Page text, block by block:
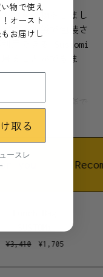
な買い物をしまし
ニール袋で包装さ
用できる Sustomi
ることができま
で持ち運びが楽で
ば、環境に配慮し
ます。
サイドに付いて
you
¥3,410 ¥1,705
物で使え
オースト
お届けし
取る
ースレ